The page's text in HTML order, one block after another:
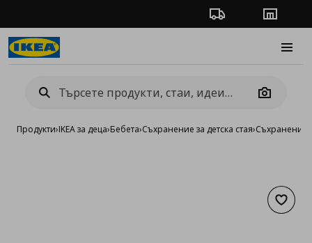
Проследяване на
Camera
Продукти›IKEA за деца›Бебета›Съхранение за детска стая›Съхранение